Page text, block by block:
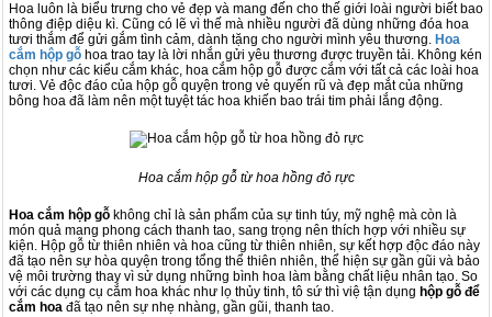
Hoa luôn là biểu trưng cho vẻ đẹp và mang đến cho thế giới loài người biết bao
thông điệp diệu kì. Cũng có lẽ vì thế mà nhiều người đã dùng những đóa hoa
tươi thắm để gửi gắm tình cảm, dành tặng cho người mình yêu thương. Hoa
cắm hộp gỗ hoa trao tay là lời nhắn gửi yêu thương được truyền tải. Không kén
chọn như các kiểu cắm khác, hoa cắm hộp gỗ được cắm với tất cả các loài hoa
tươi. Vẻ độc đáo của hộp gỗ quyện trong vẻ quyến rũ và đẹp mắt của những
bông hoa đã làm nên một tuyệt tác hoa khiến bao trái tim phải lắng động.
Hoa cắm hộp gỗ từ hoa hồng đỏ rực
Hoa cắm hộp gỗ không chỉ là sản phẩm của sự tinh túy, mỹ nghệ mà còn là
món quả mang phong cách thanh tao, sang trọng nên thích hợp với nhiều sự
kiện. Hộp gỗ từ thiên nhiên và hoa cũng từ thiên nhiên, sự kết hợp độc đáo này
đã tạo nên sự hòa quyện trong tổng thể thiên nhiên, thể hiện sự gần gũi và bảo
vệ môi trường thay vì sử dụng những bình hoa làm bằng chất liệu nhân tạo. So
với các dụng cụ cắm hoa khác như lọ thủy tinh, tô sứ thì việ tận dụng hộp gỗ để
cắm hoa đã tạo nên sự nhẹ nhàng, gần gũi, thanh tao.